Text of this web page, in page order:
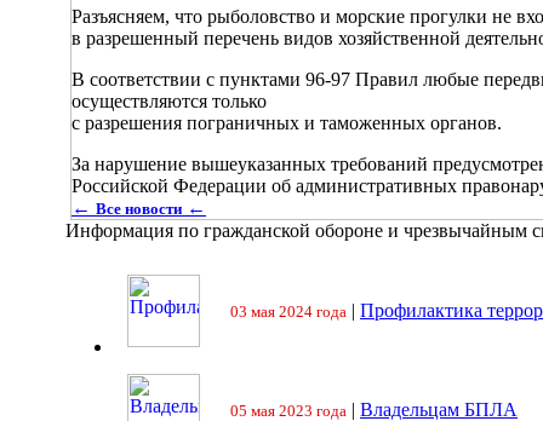
Разъясняем, что рыболовство и морские прогулки не
в разрешенный перечень видов хозяйственной
В соответствии с пунктами 96-97 Правил любые
осуществляются только
с разрешения пограничных и таможенных органов.
За нарушение вышеуказанных требований
Российской Федерации об административных
← Все новости ←
Информация по гражданской обороне и чрезвычайным
03 мая 2024 года | Профилактика
05 мая 2023 года | Владельцам БПЛА